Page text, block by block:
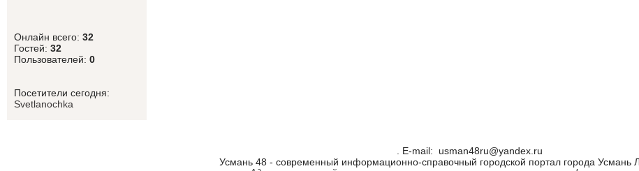
Онлайн всего: 32
Гостей: 32
Пользователей: 0
Посетители сегодня:
Svetlanоchka
. Е-mail: usman48ru@yandex.ru
Усмань 48 - современный информационно-справочный городской портал города Усмань